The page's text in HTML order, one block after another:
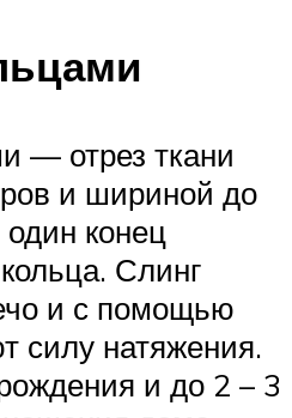
— отрез ткани
и шириной до
конец
Слинг
и с помощью
силу натяжения.
и до 2 – 3